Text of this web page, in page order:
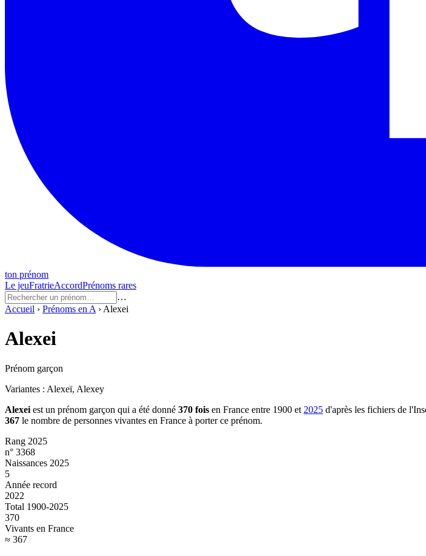
ton prénom
Le jeuFratrieAccordPrénoms rares
…
Accueil › Prénoms en A › Alexei
Alexei
Prénom garçon
Variantes : Alexeï, Alexey
Alexei est un prénom garçon qui a été donné 370 fois en France entre 1900 et 2025 d'après les fichiers de
367 le nombre de personnes vivantes en France à porter ce prénom.
Rang 2025
n° 3368
Naissances 2025
5
Année record
2022
Total 1900-2025
370
Vivants en France
≈ 367